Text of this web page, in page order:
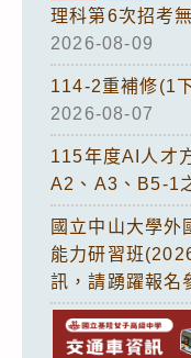
理科第6次招考
2026-08-09
114-2重補修(1
2026-08-07
115年度AI人才
A2、A3、B5-1
國立中山大學
能力研習班
訊，請踴躍報名